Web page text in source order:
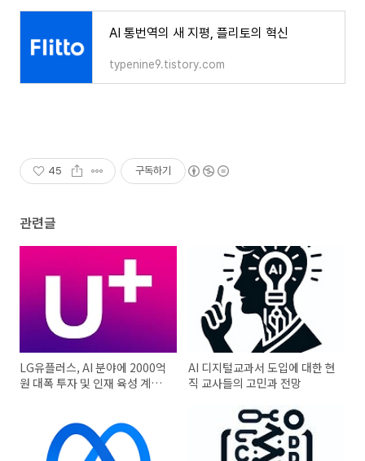
AI 통번역의 새 지평, 플리토의 혁신
typenine9.tistory.com
45 구독하기
관련글
LG유플러스, AI 분야에 2000억
원 대폭 투자 및 인재 육성 계획
AI 디지털교과서 도입에 대한 현
직 교사들의 고민과 전망